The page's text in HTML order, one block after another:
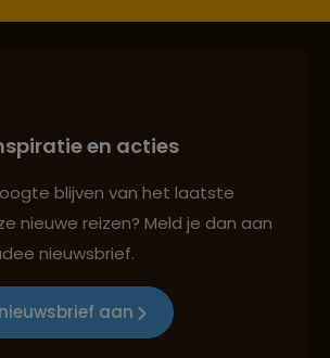
en deskundig reisadvies
oog voor mens, cultuur en milieu
en acties
blijven van het laatste
nieuwe reizen? Meld je dan aan
nieuwsbrief.
aan